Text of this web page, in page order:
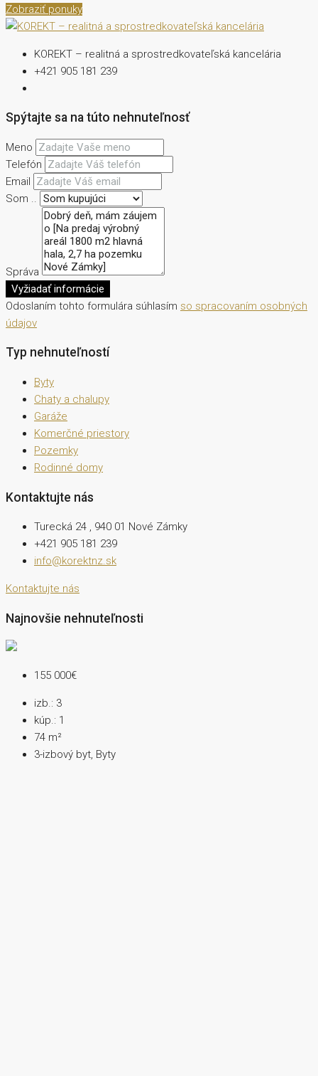
Zobraziť ponuky
KOREKT – realitná a sprostredkovateľská kancelária
+421 905 181 239
Spýtajte sa na túto nehnuteľnosť
Meno
Telefón
Email
Som ..
Správa
Vyžiadať informácie
Odoslaním tohto formulára súhlasím so spracovaním osobných
údajov
Typ nehnuteľností
Byty
Chaty a chalupy
Garáže
Komerčné priestory
Pozemky
Rodinné domy
Kontaktujte nás
Turecká 24 , 940 01 Nové Zámky
+421 905 181 239
info@korektnz.sk
Kontaktujte nás
Najnovšie nehnuteľnosti
155 000€
izb.: 3
kúp.: 1
74 m²
3-izbový byt, Byty